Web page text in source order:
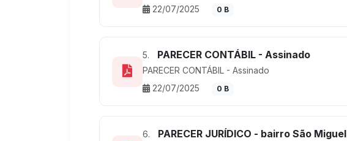
22/07/2025
0 B
5. PARECER CONTÁBIL - Assinado
PARECER CONTÁBIL - Assinado
22/07/2025
0 B
6. PARECER JURÍDICO - bairro São Miguel